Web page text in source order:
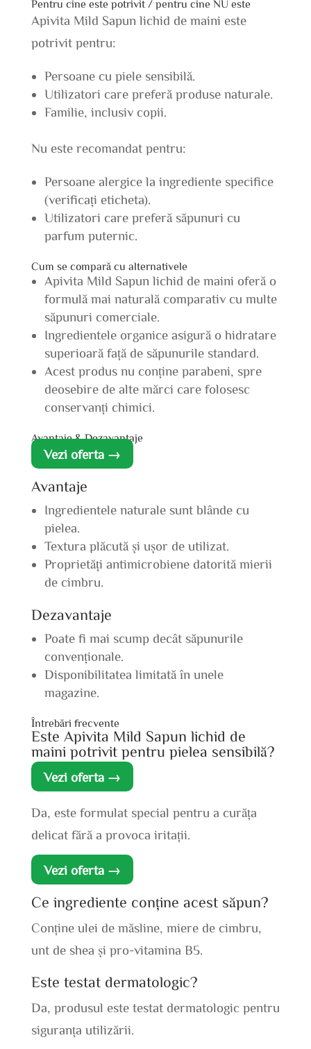
Pentru cine este potrivit / pentru cine NU este
Apivita Mild Sapun lichid de maini este
potrivit pentru:
Persoane cu piele sensibilă.
Utilizatori care preferă produse naturale.
Familie, inclusiv copii.
Nu este recomandat pentru:
Persoane alergice la ingrediente specifice
(verificați eticheta).
Utilizatori care preferă săpunuri cu
parfum puternic.
Cum se compară cu alternativele
Apivita Mild Sapun lichid de maini oferă o
formulă mai naturală comparativ cu multe
săpunuri comerciale.
Ingredientele organice asigură o hidratare
superioară față de săpunurile standard.
Acest produs nu conține parabeni, spre
deosebire de alte mărci care folosesc
conservanți chimici.
Avantaje & Dezavantaje
Vezi oferta →
Avantaje
Ingredientele naturale sunt blânde cu
pielea.
Textura plăcută și ușor de utilizat.
Proprietăți antimicrobiene datorită mierii
de cimbru.
Dezavantaje
Poate fi mai scump decât săpunurile
convenționale.
Disponibilitatea limitată în unele
magazine.
Întrebări frecvente
Este Apivita Mild Sapun lichid de
maini potrivit pentru pielea sensibilă?
Vezi oferta →
Da, este formulat special pentru a curăța
delicat fără a provoca iritații.
Vezi oferta →
Ce ingrediente conține acest săpun?
Conține ulei de măsline, miere de cimbru,
unt de shea și pro-vitamina B5.
Este testat dermatologic?
Da, produsul este testat dermatologic pentru
siguranța utilizării.